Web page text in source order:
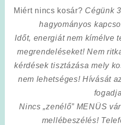
Miért nincs kosár? Cégünk
hagyományos
Időt, energiát nem kímélve
megrendeléseket! Nem
kérdések tisztázása mely
nem lehetséges! Hívását
Nincs „zenélő” MENÜS
mellébeszélés!